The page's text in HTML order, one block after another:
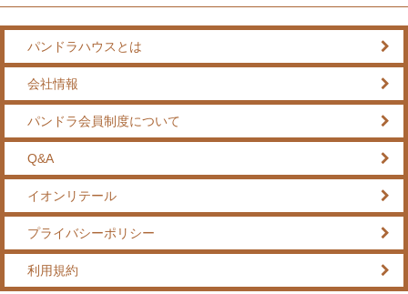
パンドラハウスとは
会社情報
パンドラ会員制度について
Q&A
イオンリテール
プライバシーポリシー
利用規約